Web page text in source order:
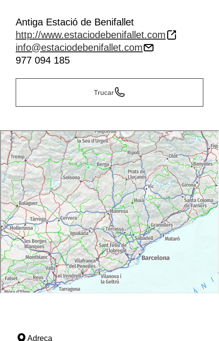
Antiga Estació de Benifallet
http://www.estaciodebenifallet.com
info@estaciodebenifallet.com
977 094 185
Trucar
Adreça